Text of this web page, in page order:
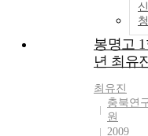
신
청
봉명고
년 최유
최유진
충북연
원
2009